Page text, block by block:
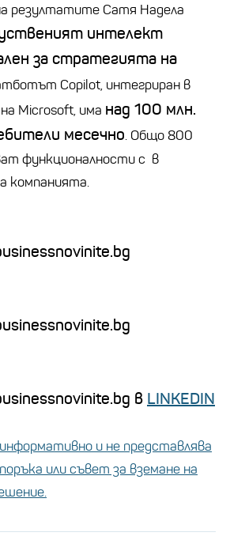
резултатите Сатя Надела
интелект
за стратегията на
Copilot, интегриран в
Microsoft, има над 100 млн.
месечно. Общо 800
функционалности с в
компанията.
в LINKEDIN
и не представлява
или съвет за вземане на